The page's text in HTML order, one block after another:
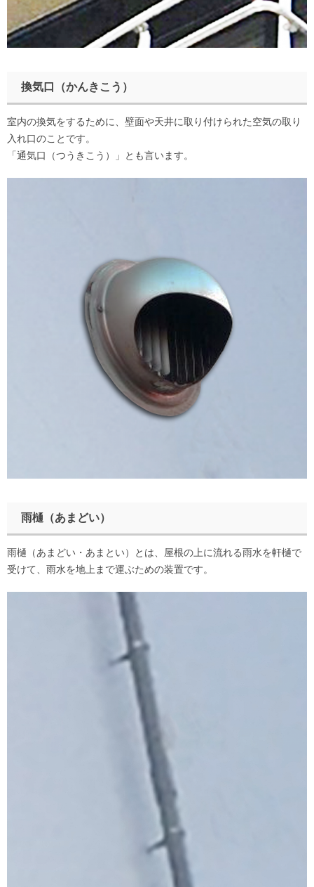
換気口（かんきこう）
室内の換気をするために、壁面や天井に取り付けられた空気の取り
入れ口のことです。
「通気口（つうきこう）」とも言います。
雨樋（あまどい）
雨樋（あまどい・あまとい）とは、屋根の上に流れる雨水を軒樋で
受けて、雨水を地上まで運ぶための装置です。